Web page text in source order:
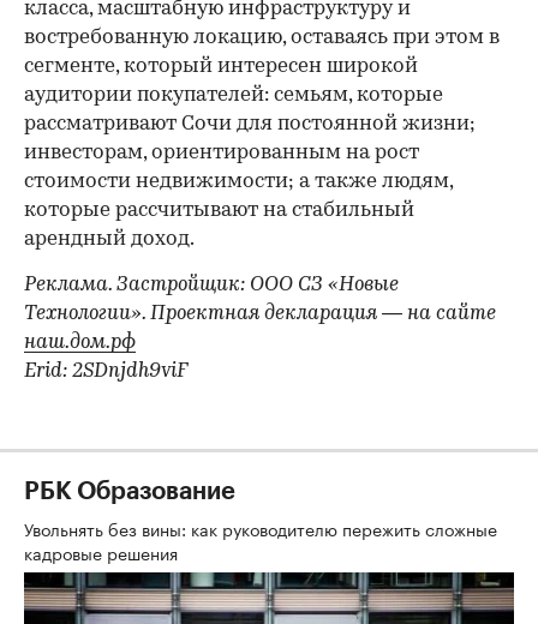
класса, масштабную инфраструктуру и
востребованную локацию, оставаясь при этом в
сегменте, который интересен широкой
аудитории покупателей: семьям, которые
рассматривают Сочи для постоянной жизни;
инвесторам, ориентированным на рост
стоимости недвижимости; а также людям,
которые рассчитывают на стабильный
арендный доход.
Реклама. Застройщик: ООО СЗ «Новые
Технологии». Проектная декларация — на сайте
наш.дом.рф
Erid: 2SDnjdh9viF
РБК Образование
Увольнять без вины: как руководителю пережить сложные
кадровые решения